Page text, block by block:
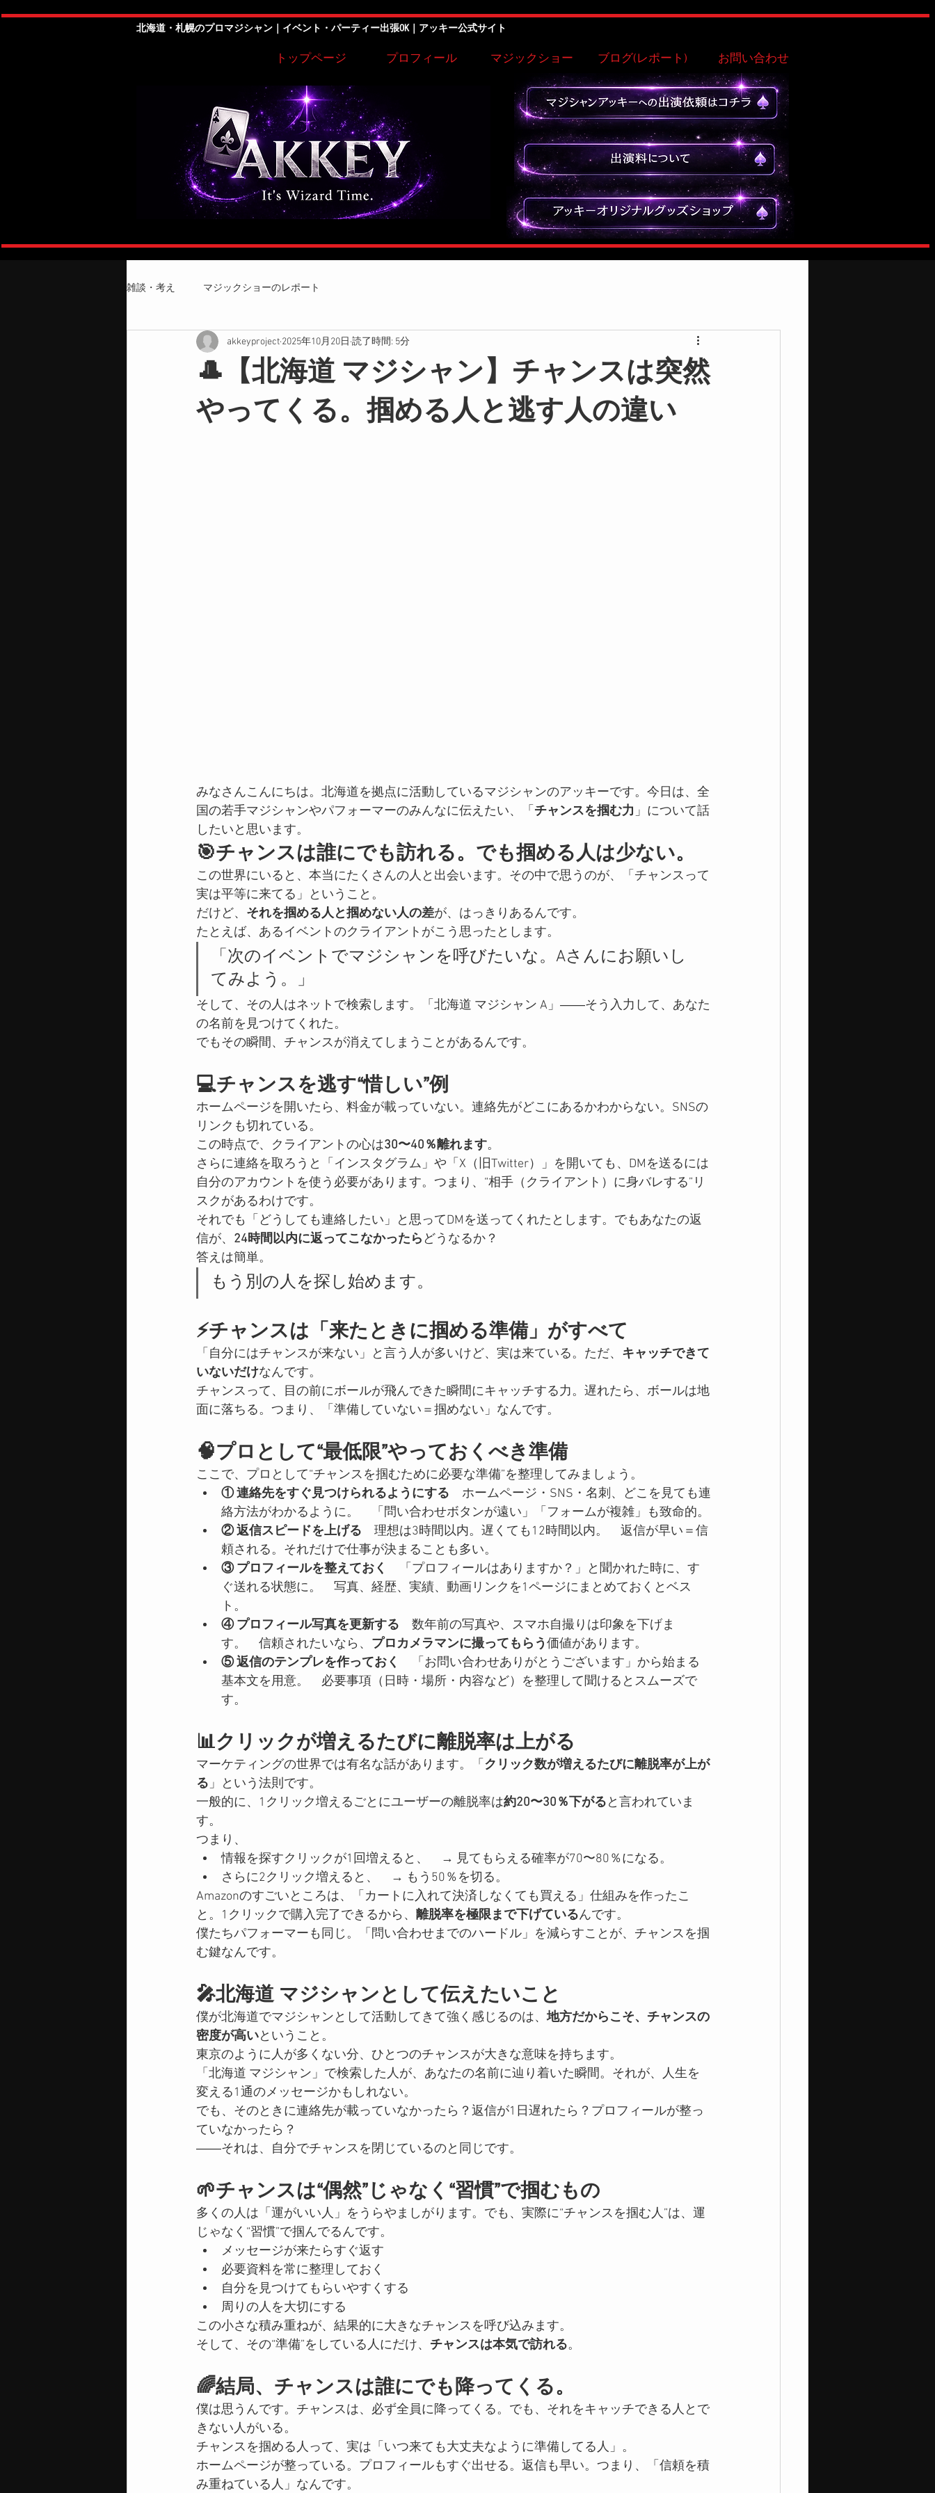
北海道・札幌のプロマジシャン｜イベント・パーティー出張OK｜アッキー公式サイト
トップページ プロフィール マジックショー ブログ(レポート) お問い合わせ
雑談・考え マジックショーのレポート
🎩【北海道 マジシャン】チャンスは突然
やってくる。掴める人と逃す人の違い
akkeyproject 2025年10月20日 読了時間: 5分
みなさんこんにちは。北海道を拠点に活動しているマジシャンのアッキーです。今日は、全
国の若手マジシャンやパフォーマーのみんなに伝えたい、「 チャンスを掴む力」について話
したいと思います。
🎯チャンスは誰にでも訪れる。でも掴める人は少ない。
この世界にいると、本当にたくさんの人と出会います。その中で思うのが、「チャンスって
実は平等に来てる」ということ。
だけど、 それを掴める人と掴めない人の差が、はっきりあるんです。
たとえば、あるイベントのクライアントがこう思ったとします。
「次のイベントでマジシャンを呼びたいな。Aさんにお願いし
てみよう。」
そして、その人はネットで検索します。「北海道 マジシャン A」――そう入力して、あなた
の名前を見つけてくれた。
でもその瞬間、チャンスが消えてしまうことがあるんです。
💻チャンスを逃す“惜しい”例
ホームページを開いたら、料金が載っていない。連絡先がどこにあるかわからない。SNSの
リンクも切れている。
この時点で、クライアントの心は30〜40％離れます。
さらに連絡を取ろうと「インスタグラム」や「X（旧Twitter）」を開いても、DMを送るには
自分のアカウントを使う必要があります。つまり、“相手（クライアント）に身バレする”リ
スクがあるわけです。
それでも「どうしても連絡したい」と思ってDMを送ってくれたとします。でもあなたの返
信が、 24時間以内に返ってこなかったら どうなるか？
答えは簡単。
もう別の人を探し始めます。
⚡チャンスは「来たときに掴める準備」がすべて
「自分にはチャンスが来ない」と言う人が多いけど、実は来ている。ただ、 キャッチできて
いないだけなんです。
チャンスって、目の前にボールが飛んできた瞬間にキャッチする力。遅れたら、ボールは地
面に落ちる。つまり、「準備していない＝掴めない」なんです。
🧠プロとして“最低限”やっておくべき準備
ここで、プロとして“チャンスを掴むために必要な準備”を整理してみましょう。
① 連絡先をすぐ見つけられるようにする ホームページ・SNS・名刺、どこを見ても連
絡方法がわかるように。　「問い合わせボタンが遠い」「フォームが複雑」も致命的。
② 返信スピードを上げる 理想は3時間以内。遅くても12時間以内。　返信が早い＝信
頼される。それだけで仕事が決まることも多い。
③ プロフィールを整えておく
「プロフィールはありますか？」と聞かれた時に、す
ぐ送れる状態に。　写真、経歴、実績、動画リンクを1ページにまとめておくとベス
ト。
④ プロフィール写真を更新する 数年前の写真や、スマホ自撮りは印象を下げま
す。　信頼されたいなら、 プロカメラマンに撮ってもらう価値があります。
⑤ 返信のテンプレを作っておく
「お問い合わせありがとうございます」から始まる
基本文を用意。　必要事項（日時・場所・内容など）を整理して聞けるとスムーズで
す。
📊クリックが増えるたびに離脱率は上がる
マーケティングの世界では有名な話があります。「 クリック数が増えるたびに離脱率が上が
る」という法則です。
一般的に、1クリック増えるごとにユーザーの離脱率は約20〜30％下がると言われていま
す。
つまり、
情報を探すクリックが1回増えると、　→ 見てもらえる確率が70〜80％になる。
さらに2クリック増えると、　→ もう50％を切る。
Amazonのすごいところは、「カートに入れて決済しなくても買える」仕組みを作ったこ
と。1クリックで購入完了できるから、 離脱率を極限まで下げているんです。
僕たちパフォーマーも同じ。「問い合わせまでのハードル」を減らすことが、チャンスを掴
む鍵なんです。
🎤北海道 マジシャンとして伝えたいこと
僕が北海道でマジシャンとして活動してきて強く感じるのは、地方だからこそ、チャンスの
密度が高いということ。
東京のように人が多くない分、ひとつのチャンスが大きな意味を持ちます。
「北海道 マジシャン」で検索した人が、あなたの名前に辿り着いた瞬間。それが、人生を
変える1通のメッセージかもしれない。
でも、そのときに連絡先が載っていなかったら？返信が1日遅れたら？プロフィールが整っ
ていなかったら？
――それは、自分でチャンスを閉じているのと同じです。
🌱チャンスは“偶然”じゃなく“習慣”で掴むもの
多くの人は「運がいい人」をうらやましがります。でも、実際に“チャンスを掴む人”は、運
じゃなく“習慣”で掴んでるんです。
メッセージが来たらすぐ返す
必要資料を常に整理しておく
自分を見つけてもらいやすくする
周りの人を大切にする
この小さな積み重ねが、結果的に大きなチャンスを呼び込みます。
そして、その“準備”をしている人にだけ、 チャンスは本気で訪れる。
🌈結局、チャンスは誰にでも降ってくる。
僕は思うんです。チャンスは、必ず全員に降ってくる。でも、それをキャッチできる人とで
きない人がいる。
チャンスを掴める人って、実は「いつ来ても大丈夫なように準備してる人」。
ホームページが整っている。プロフィールもすぐ出せる。返信も早い。つまり、「信頼を積
み重ねている人」なんです。